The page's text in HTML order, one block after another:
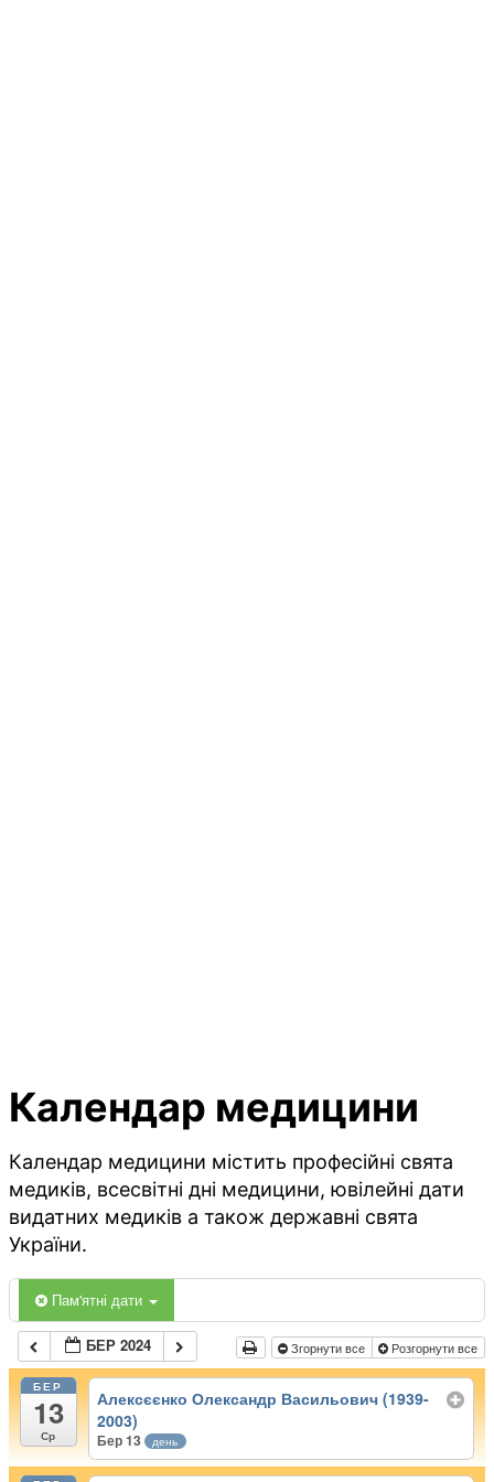
Календар медицини
Календар медицини містить професійні свята
медиків, всесвітні дні медицини, ювілейні дати
видатних медиків а також державні свята
України.
Пам'ятні дати
БЕР 2024 Згорнути все Розгорнути все
БЕР
13
Ср
Алексєєнко Олександр Васильович (1939-
2003)
Бер 13 день